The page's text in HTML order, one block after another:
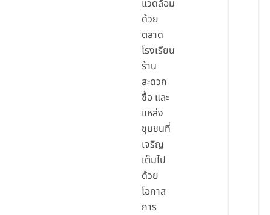
แวดล้อม
ด้วย
ตลาด
โรงเรียน
ร้าน
สะดวก
ซื้อ และ
แหล่ง
ชุมชนที่
เจริญ
เต็มไป
ด้วย
โอกาส
การ